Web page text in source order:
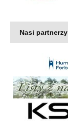
Nasi partnerzy